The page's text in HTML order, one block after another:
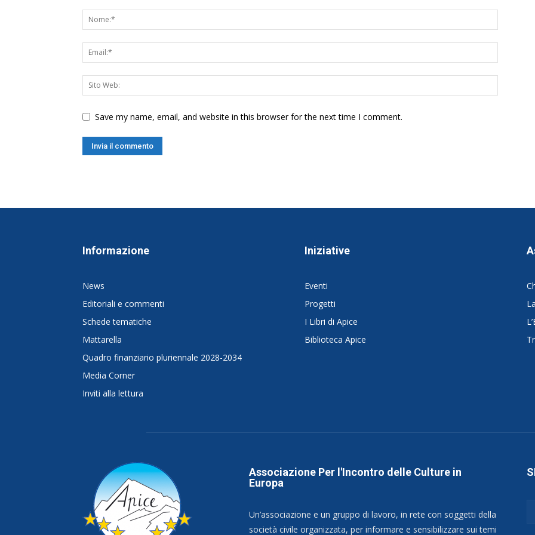
Save my name, email, and website in this browser for the next time I comment.
Informazione
News
Editoriali e commenti
Schede tematiche
Mattarella
Quadro finanziario pluriennale 2028-2034
Media Corner
Inviti alla lettura
Iniziative
Eventi
Progetti
I Libri di Apice
Biblioteca Apice
Associazione Per l'Incontro delle Culture in
Europa
Un’associazione e un gruppo di lavoro, in rete con soggetti della
società civile organizzata, per informare e sensibilizzare sui temi